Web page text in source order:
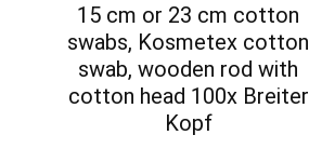
15 cm or 23 cm cotton
swabs, Kosmetex cotton
swab, wooden rod with
cotton head 100x Breiter
Kopf